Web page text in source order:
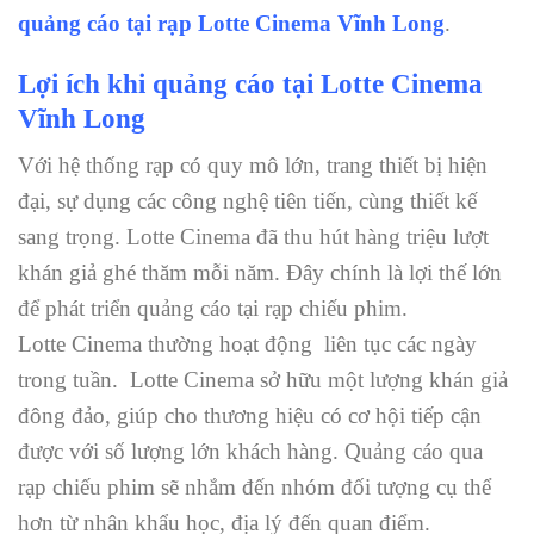
quảng cáo tại rạp Lotte Cinema Vĩnh Long.
Lợi ích khi quảng cáo tại Lotte Cinema
Vĩnh Long
Với hệ thống rạp có quy mô lớn, trang thiết bị hiện
đại, sự dụng các công nghệ tiên tiến, cùng thiết kế
sang trọng. Lotte Cinema đã thu hút hàng triệu lượt
khán giả ghé thăm mỗi năm. Đây chính là lợi thế lớn
để phát triển quảng cáo tại rạp chiếu phim.
Lotte Cinema thường hoạt động liên tục các ngày
trong tuần. Lotte Cinema sở hữu một lượng khán giả
đông đảo, giúp cho thương hiệu có cơ hội tiếp cận
được với số lượng lớn khách hàng. Quảng cáo qua
rạp chiếu phim sẽ nhắm đến nhóm đối tượng cụ thể
hơn từ nhân khẩu học, địa lý đến quan điểm.